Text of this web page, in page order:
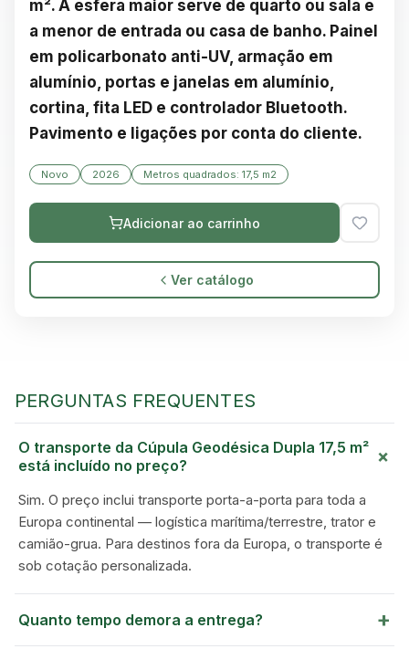
m². A esfera maior serve de quarto ou sala e
a menor de entrada ou casa de banho. Painel
em policarbonato anti-UV, armação em
alumínio, portas e janelas em alumínio,
cortina, fita LED e controlador Bluetooth.
Pavimento e ligações por conta do cliente.
Novo 2026 Metros quadrados: 17,5 m2
Adicionar ao carrinho
Ver catálogo
PERGUNTAS FREQUENTES
O transporte da Cúpula Geodésica Dupla 17,5 m²
está incluído no preço?
+
Sim. O preço inclui transporte porta-a-porta para toda a
Europa continental — logística marítima/terrestre, trator e
camião-grua. Para destinos fora da Europa, o transporte é
sob cotação personalizada.
Quanto tempo demora a entrega? +